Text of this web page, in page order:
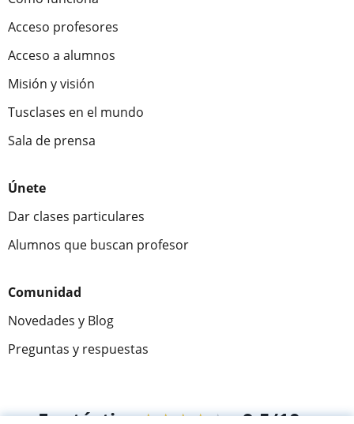
Acceso profesores
Acceso a alumnos
Misión y visión
Tusclases en el mundo
Sala de prensa
Únete
Dar clases particulares
Alumnos que buscan profesor
Comunidad
Novedades y Blog
Preguntas y respuestas